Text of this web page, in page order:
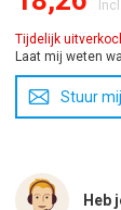
Tijdelijk
Laat mij weten
Stuur
Heb